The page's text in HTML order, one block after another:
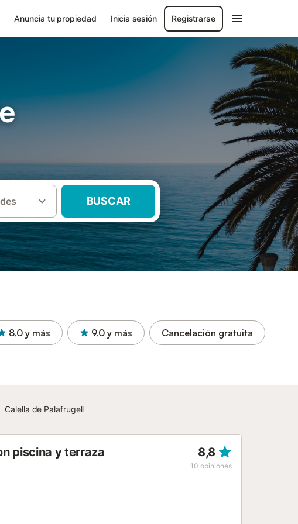
Anuncia tu propiedad Inicia sesión Registrarse
BUSCAR
8,0 y más 9,0 y más Cancelación gratuita
Calella de Palafrugell
piscina y terraza 8,8
10 opiniones